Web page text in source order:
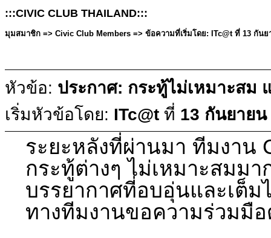
:::CIVIC CLUB THAILAND:::
มุมสมาชิก => Civic Club Members => ข้อความที่เริ่มโดย: ITc@t ที่ 13 กันย
หัวข้อ: ประกาศ: กระทู้ไม่เหมาะสม
เริ่มหัวข้อโดย: ITc@t ที่ 13 กันยายน
ระยะหลังที่ผ่านมา ทีมงาน
กระทู้ต่างๆ ไม่เหมาะสมม
บรรยากาศที่อบอุ่นและเต็ม
ทางทีมงานขอความร่วมมื